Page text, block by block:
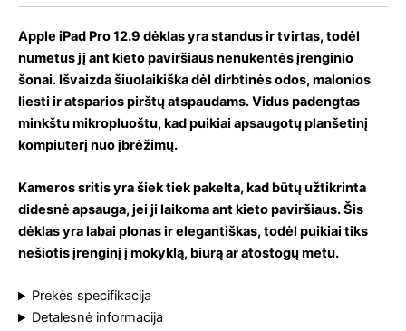
Apple iPad Pro 12.9 dėklas yra standus ir tvirtas, todėl
numetus jį ant kieto paviršiaus nenukentės įrenginio
šonai. Išvaizda šiuolaikiška dėl dirbtinės odos, malonios
liesti ir atsparios pirštų atspaudams. Vidus padengtas
minkštu mikropluoštu, kad puikiai apsaugotų planšetinį
kompiuterį nuo įbrėžimų.
Kameros sritis yra šiek tiek pakelta, kad būtų užtikrinta
didesnė apsauga, jei ji laikoma ant kieto paviršiaus. Šis
dėklas yra labai plonas ir elegantiškas, todėl puikiai tiks
nešiotis įrenginį į mokyklą, biurą ar atostogų metu.
Prekės specifikacija
Detalesnė informacija